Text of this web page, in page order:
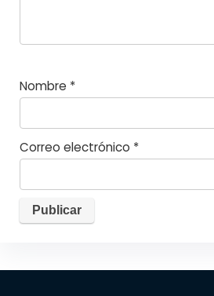
Nombre *
Correo electrónico *